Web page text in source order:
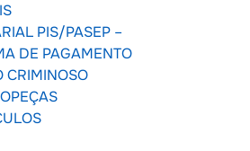
PIS/PASEP –
DE PAGAMENTO
CRIMINOSO